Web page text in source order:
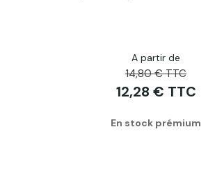
A partir de
14,80 € TTC
12,28 € TTC
En stock prémium